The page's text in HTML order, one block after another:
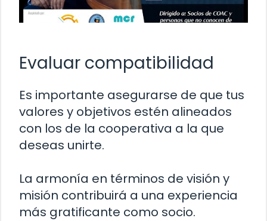
Evaluar compatibilidad
Es importante asegurarse de que tus
valores y objetivos estén alineados
con los de la cooperativa a la que
deseas unirte.
La armonía en términos de visión y
misión contribuirá a una experiencia
más gratificante como socio.